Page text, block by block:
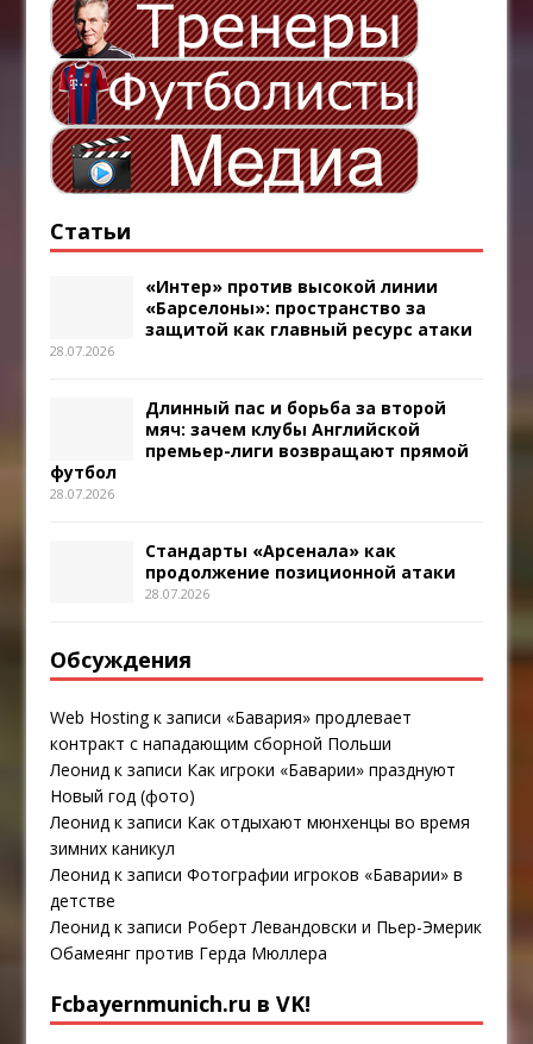
Статьи
«Интер» против высокой линии
«Барселоны»: пространство за
защитой как главный ресурс атаки
28.07.2026
Длинный пас и борьба за второй
мяч: зачем клубы Английской
премьер-лиги возвращают прямой
футбол
28.07.2026
Стандарты «Арсенала» как
продолжение позиционной атаки
28.07.2026
Обсуждения
Web Hostingк записи «Бавария» продлевает
контракт с нападающим сборной Польши
Леонид к записи Как игроки «Баварии» празднуют
Новый год (фото)
Леонид к записи Как отдыхают мюнхенцы во время
зимних каникул
Леонид к записиФотографии игроков «Баварии» в
детстве
Леонид к записи Роберт Левандовски и Пьер-Эмерик
Обамеянг против Герда Мюллера
Fcbayernmunich.ru в VK!